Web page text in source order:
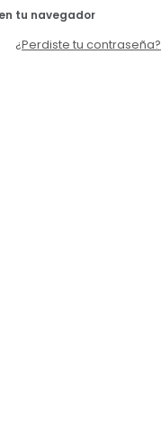
tu navegador
¿Perdiste tu contraseña?